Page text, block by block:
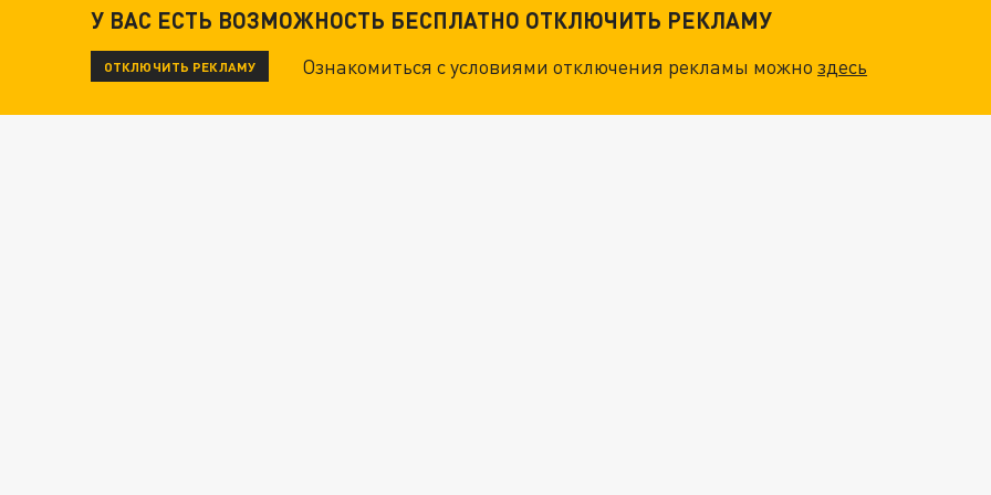
У ВАС ЕСТЬ ВОЗМОЖНОСТЬ БЕСПЛАТНО ОТКЛЮЧИТЬ РЕКЛАМУ
ОТКЛЮЧИТЬ РЕКЛАМУ Ознакомиться с условиями отключения рекламы можноздесь